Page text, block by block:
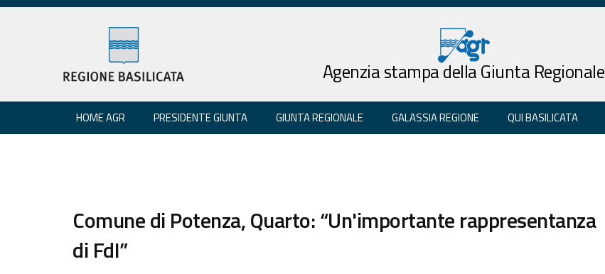
Agenzia stampa della Giunta Regionale
HOME AGR PRESIDENTE GIUNTA GIUNTA REGIONALE GALASSIA REGIONE QUI BASILICATA
Comune di Potenza, Quarto: “Un'importante rappresentanza
di FdI”